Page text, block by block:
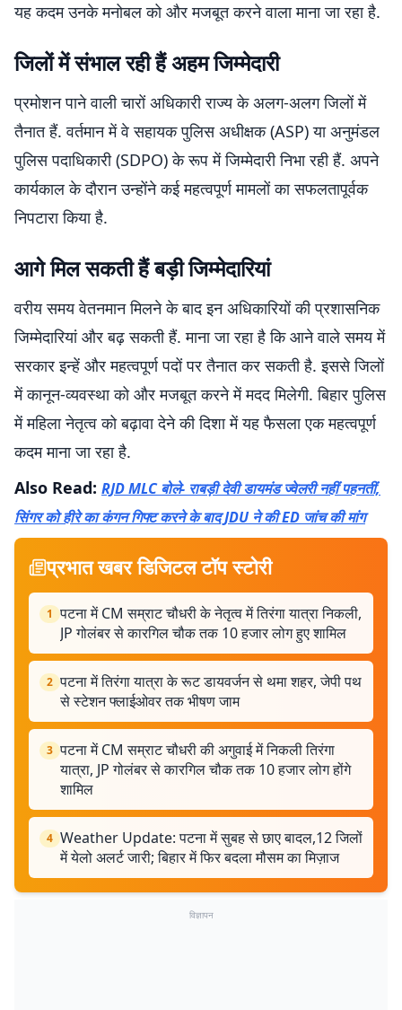
यह कदम उनके मनोबल को और मजबूत करने वाला माना जा रहा है.
जिलों में संभाल रही हैं अहम जिम्मेदारी
प्रमोशन पाने वाली चारों अधिकारी राज्य के अलग-अलग जिलों में
तैनात हैं. वर्तमान में वे सहायक पुलिस अधीक्षक (ASP) या अनुमंडल
पुलिस पदाधिकारी (SDPO) के रूप में जिम्मेदारी निभा रही हैं. अपने
कार्यकाल के दौरान उन्होंने कई महत्वपूर्ण मामलों का सफलतापूर्वक
निपटारा किया है.
आगे मिल सकती हैं बड़ी जिम्मेदारियां
वरीय समय वेतनमान मिलने के बाद इन अधिकारियों की प्रशासनिक
जिम्मेदारियां और बढ़ सकती हैं. माना जा रहा है कि आने वाले समय में
सरकार इन्हें और महत्वपूर्ण पदों पर तैनात कर सकती है. इससे जिलों
में कानून-व्यवस्था को और मजबूत करने में मदद मिलेगी. बिहार पुलिस
में महिला नेतृत्व को बढ़ावा देने की दिशा में यह फैसला एक महत्वपूर्ण
कदम माना जा रहा है.
Also Read: RJD MLC बोले- राबड़ी देवी डायमंड ज्वेलरी नहीं पहनतीं,
सिंगर को हीरे का कंगन गिफ्ट करने के बाद JDU ने की ED जांच की मांग
प्रभात खबर डिजिटल टॉप स्टोरी
1 पटना में CM सम्राट चौधरी के नेतृत्व में तिरंगा यात्रा निकली,
JP गोलंबर से कारगिल चौक तक 10 हजार लोग हुए शामिल
2 पटना में तिरंगा यात्रा के रूट डायवर्जन से थमा शहर, जेपी पथ
से स्टेशन फ्लाईओवर तक भीषण जाम
3 पटना में CM सम्राट चौधरी की अगुवाई में निकली तिरंगा
यात्रा, JP गोलंबर से कारगिल चौक तक 10 हजार लोग होंगे
शामिल
4 Weather Update: पटना में सुबह से छाए बादल,12 जिलों
में येलो अलर्ट जारी; बिहार में फिर बदला मौसम का मिज़ाज
विज्ञापन